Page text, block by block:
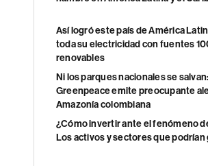
Así logró este país de América
toda su electricidad con fuentes
renovables
Ni los parques nacionales se salvan:
Greenpeace emite preocupante
Amazonía colombiana
¿Cómo invertir ante el fenómeno
Los activos y sectores que podrían